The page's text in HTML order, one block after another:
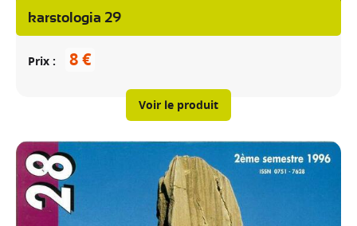
karstologia 29
Prix 8 €
Voir le produit